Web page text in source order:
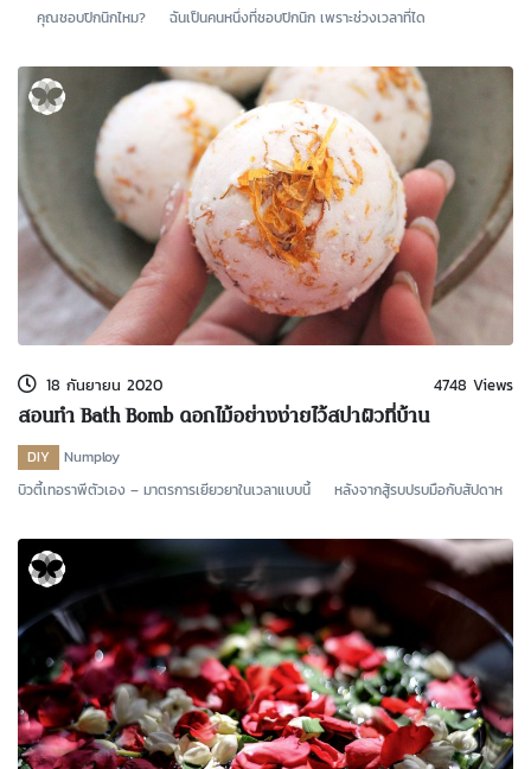
คุณชอบปิกนิกไหม? ฉันเป็นคนหนึ่งที่ชอบปิกนิก เพราะช่วงเวลาที่ได
18 กันยายน 2020 4748 Views
สอนทำ Bath Bomb ดอกไม้อย่างง่ายไว้สปาผิวที่บ้าน
DIY
Numploy
บิวตี้เทอราพีตัวเอง – มาตรการเยียวยาในเวลาแบบนี้ หลังจากสู้รบปรบมือกับสัปดาห